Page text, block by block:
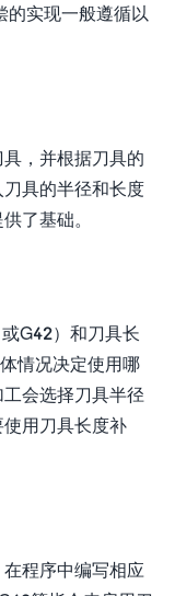
实现一般遵循以
，并根据刀具的
具的半径和长度
了基础。
G42）和刀具长
情况决定使用哪
会选择刀具半径
用刀具长度补
程序中编写相应